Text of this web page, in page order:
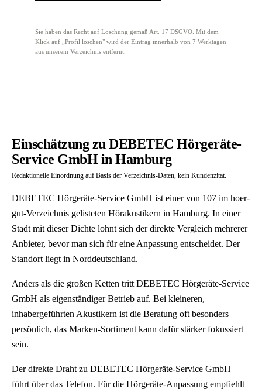
Sie haben das Recht auf Löschung gemäß Art. 17 DSGVO. Mit dem
Klick auf „Profil löschen" wird der Eintrag innerhalb von 7 Werktagen
aus unserem Verzeichnis entfernt.
Einschätzung zu DEBETEC Hörgeräte-
Service GmbH in Hamburg
Redaktionelle Einordnung auf Basis der Verzeichnis-Daten, kein Kundenzitat.
DEBETEC Hörgeräte-Service GmbH ist einer von 107 im hoer-
gut-Verzeichnis gelisteten Hörakustikern in Hamburg. In einer
Stadt mit dieser Dichte lohnt sich der direkte Vergleich mehrerer
Anbieter, bevor man sich für eine Anpassung entscheidet. Der
Standort liegt in Norddeutschland.
Anders als die großen Ketten tritt DEBETEC Hörgeräte-Service
GmbH als eigenständiger Betrieb auf. Bei kleineren,
inhabergeführten Akustikern ist die Beratung oft besonders
persönlich, das Marken-Sortiment kann dafür stärker fokussiert
sein.
Der direkte Draht zu DEBETEC Hörgeräte-Service GmbH
führt über das Telefon. Für die Hörgeräte-Anpassung empfiehlt